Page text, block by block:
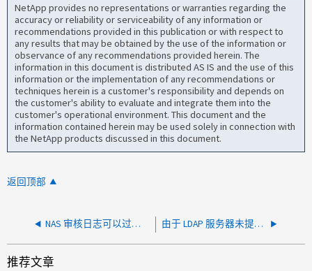
NetApp provides no representations or warranties regarding the
accuracy or reliability or serviceability of any information or
recommendations provided in this publication or with respect to
any results that may be obtained by the use of the information or
observance of any recommendations provided herein. The
information in this document is distributed AS IS and the use of this
information or the implementation of any recommendations or
techniques herein is a customer's responsibility and depends on
the customer's ability to evaluate and integrate them into the
customer's operational environment. This document and the
information contained herein may be used solely in connection with
the NetApp products discussed in this document.
返回顶部
NAS 审核日志可以过滤特定信息然后转发 由于 LDAP 服务器未提供组列表，NFS 访问被拒绝
推荐文章